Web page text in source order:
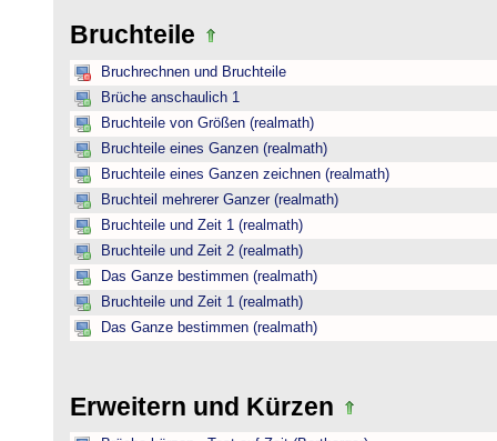
Bruchteile
Bruchrechnen und Bruchteile
Brüche anschaulich 1
Bruchteile von Größen (realmath)
Bruchteile eines Ganzen (realmath)
Bruchteile eines Ganzen zeichnen (realmath)
Bruchteil mehrerer Ganzer (realmath)
Bruchteile und Zeit 1 (realmath)
Bruchteile und Zeit 2 (realmath)
Das Ganze bestimmen (realmath)
Bruchteile und Zeit 1 (realmath)
Das Ganze bestimmen (realmath)
Erweitern und Kürzen